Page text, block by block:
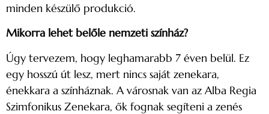
minden készülő produkció.
Mikorra lehet belőle nemzeti színház?
Úgy tervezem, hogy leghamarabb 7 éven belül. Ez
egy hosszú út lesz, mert nincs saját zenekara,
énekkara a színháznak. A városnak van az Alba Regia
Szimfonikus Zenekara, ők fognak segíteni a zenés